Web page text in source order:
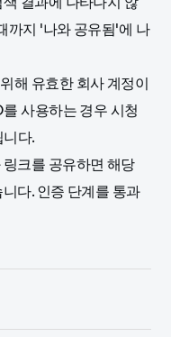
까지 '나와 공유됨'에 나
해 유효한 회사 계정이
사용하는 경우 시청
다.
크를 공유하면 해당
다. 인증 단계를 통과